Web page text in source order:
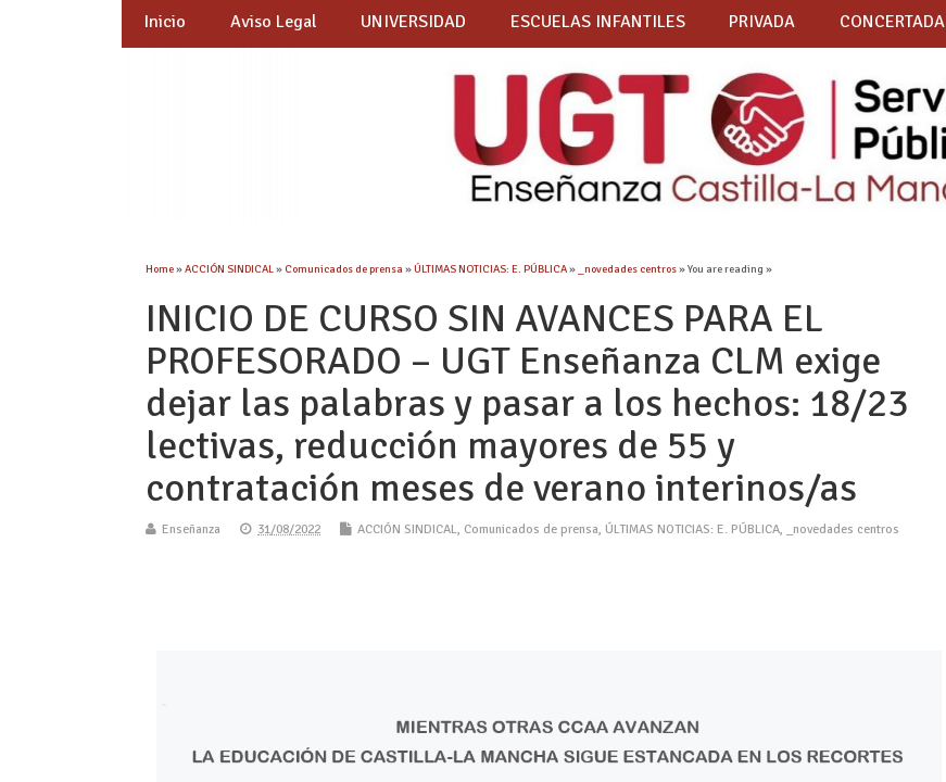
Inicio Aviso Legal UNIVERSIDAD ESCUELAS INFANTILES PRIVADA CONCERTADA
Home»ACCIÓN SINDICAL» Comunicados de prensa »ÚLTIMAS NOTICIAS: E. PÚBLICA» _novedades centros» You are reading »
INICIO DE CURSO SIN AVANCES PARA EL
PROFESORADO – UGT Enseñanza CLM exige
dejar las palabras y pasar a los hechos: 18/23
lectivas, reducción mayores de 55 y
contratación meses de verano interinos/as
Enseñanza 31/08/2022 ACCIÓN SINDICAL, Comunicados de prensa, ÚLTIMAS NOTICIAS: E. PÚBLICA, _novedades centros